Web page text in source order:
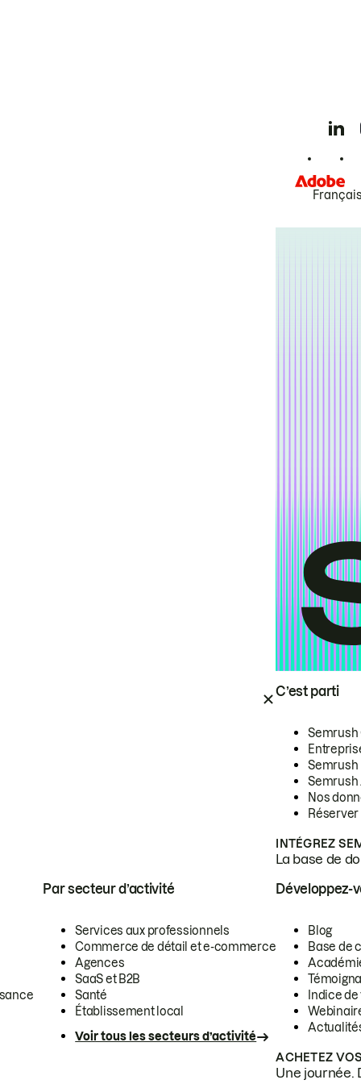
C’est parti
Semrush
Semrush
Semrush
Nos
INTÉGREZ
La base de
Par secteur d’activité
Services aux professionnels
Commerce de détail et e-commerce
Agences
SaaS et B2B
Santé
Établissement local
Voir tous les secteurs d’activité
Développez-
Blog
Base de
Indice
ACHETEZ
Une journée.